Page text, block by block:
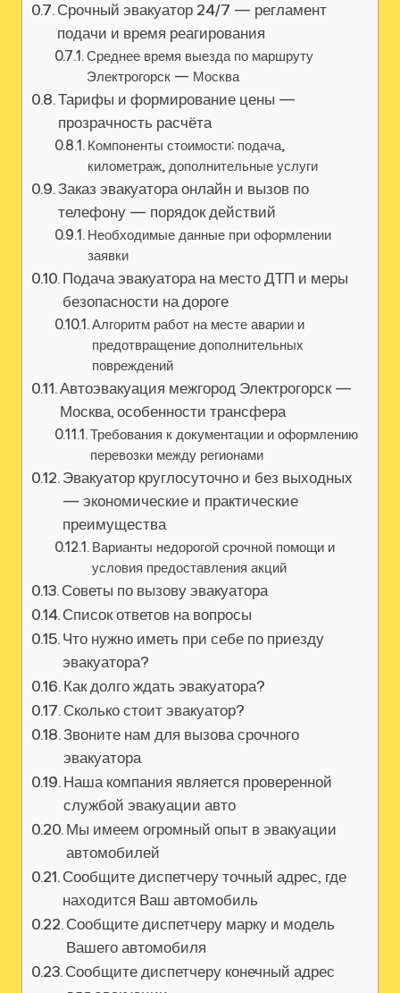
Срочный эвакуатор 24/7 — регламент
подачи и время реагирования
Среднее время выезда по маршруту
Электрогорск — Москва
Тарифы и формирование цены —
прозрачность расчёта
Компоненты стоимости: подача‚
километраж‚ дополнительные услуги
Заказ эвакуатора онлайн и вызов по
телефону — порядок действий
Необходимые данные при оформлении
заявки
Подача эвакуатора на место ДТП и меры
безопасности на дороге
Алгоритм работ на месте аварии и
предотвращение дополнительных
повреждений
Автоэвакуация межгород Электрогорск —
Москва, особенности трансфера
Требования к документации и оформлению
перевозки между регионами
Эвакуатор круглосуточно и без выходных
— экономические и практические
преимущества
Варианты недорогой срочной помощи и
условия предоставления акций
Советы по вызову эвакуатора
Список ответов на вопросы
Что нужно иметь при себе по приезду
эвакуатора?
Как долго ждать эвакуатора?
Сколько стоит эвакуатор?
Звоните нам для вызова срочного
эвакуатора
Наша компания является проверенной
службой эвакуации авто
Мы имеем огромный опыт в эвакуации
автомобилей
Сообщите диспетчеру точный адрес‚ где
находится Ваш автомобиль
Сообщите диспетчеру марку и модель
Вашего автомобиля
Сообщите диспетчеру конечный адрес